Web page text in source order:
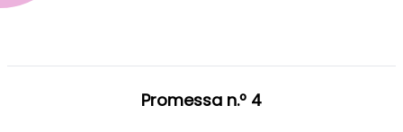
Promessa n.º 4